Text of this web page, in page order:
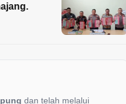
dan telah melalui